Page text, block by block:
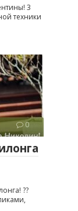
3
техники
0
??